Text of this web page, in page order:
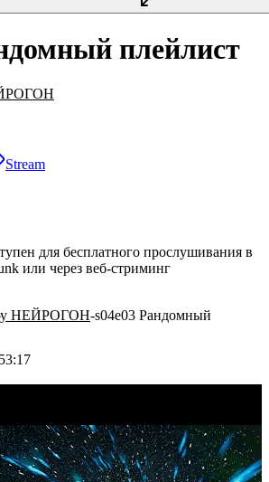
плейлист
Stream
для бесплатного прослушивания в
или через веб-стриминг
НЕЙРОГОН-s04e03 Рандомный